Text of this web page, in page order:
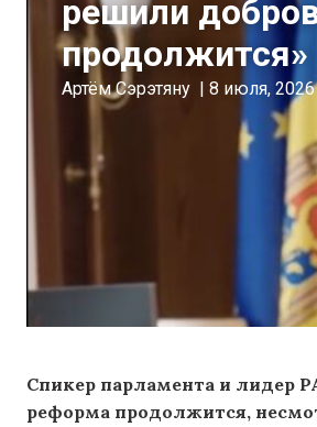
решили
продолжится»
Артём Сэрэтяну | 8 июля, 2026
Спикер парламента и лидер
реформа продолжится,